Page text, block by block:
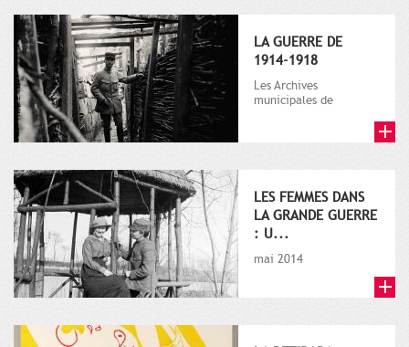
LA GUERRE DE
1914-1918
Les Archives
municipales de
centenaire de la Gr...
LES FEMMES DANS
LA GRANDE GUERRE
: U...
mai 2014